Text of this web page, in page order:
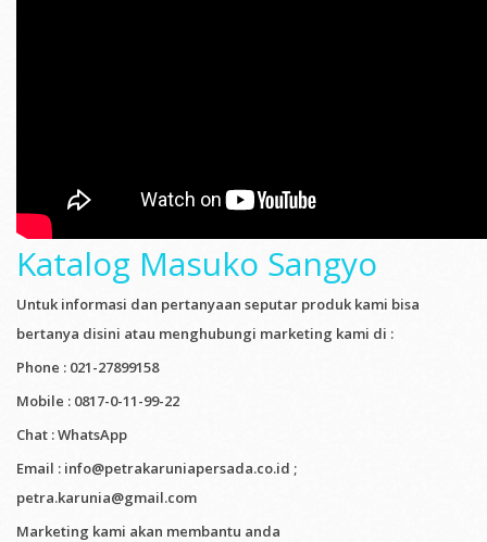
Katalog Masuko Sangyo
Untuk informasi dan pertanyaan seputar produk kami bisa
bertanya disini atau menghubungi marketing kami di :
Phone : 021-27899158
Mobile : 0817-0-11-99-22
Chat : WhatsApp
Email : info@petrakaruniapersada.co.id ;
petra.karunia@gmail.com
Marketing kami akan membantu anda